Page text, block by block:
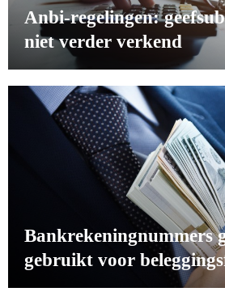
Anbi-regelingen:
niet verder verkend
Bankrekeningnummers
gebruikt voor